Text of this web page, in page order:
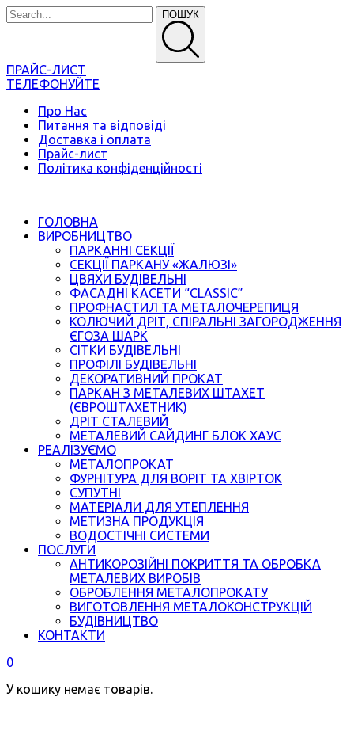
ПОШУК
ПРАЙС-ЛИСТ
ТЕЛЕФОНУЙТЕ
Про Нас
Питання та відповіді
Доставка і оплата
Прайс-лист
Політика конфіденційності
ГОЛОВНА
ВИРОБНИЦТВО
ПАРКАННІ СЕКЦІЇ
СЕКЦІЇ ПАРКАНУ «ЖАЛЮЗІ»
ЦВЯХИ БУДІВЕЛЬНІ
ФАСАДНІ КАСЕТИ “CLASSIC”
ПРОФНАСТИЛ ТА МЕТАЛОЧЕРЕПИЦЯ
КОЛЮЧИЙ ДРІТ, СПІРАЛЬНІ ЗАГОРОДЖЕННЯ
ЄГОЗА ШАРК
СІТКИ БУДІВЕЛЬНІ
ПРОФІЛІ БУДІВЕЛЬНІ
ДЕКОРАТИВНИЙ ПРОКАТ
ПАРКАН З МЕТАЛЕВИХ ШТАХЕТ
(ЄВРОШТАХЕТНИК)
ДРІТ СТАЛЕВИЙ
МЕТАЛЕВИЙ САЙДИНГ БЛОК ХАУС
РЕАЛІЗУЄМО
МЕТАЛОПРОКАТ
ФУРНІТУРА ДЛЯ ВОРІТ ТА ХВІРТОК
СУПУТНІ
МАТЕРІАЛИ ДЛЯ УТЕПЛЕННЯ
МЕТИЗНА ПРОДУКЦІЯ
ВОДОСТІЧНІ СИСТЕМИ
ПОСЛУГИ
АНТИКОРОЗІЙНІ ПОКРИТТЯ ТА ОБРОБКА
МЕТАЛЕВИХ ВИРОБІВ
ОБРОБЛЕННЯ МЕТАЛОПРОКАТУ
ВИГОТОВЛЕННЯ МЕТАЛОКОНСТРУКЦІЙ
БУДІВНИЦТВО
КОНТАКТИ
0
У кошику немає товарів.